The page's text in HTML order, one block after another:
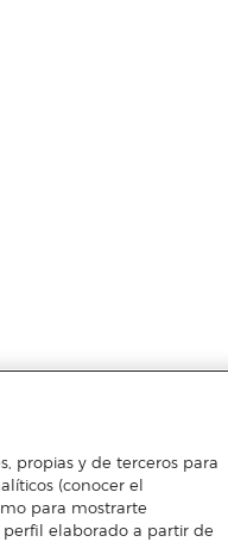
propias y de terceros para
(conocer el
para mostrarte
elaborado a partir de